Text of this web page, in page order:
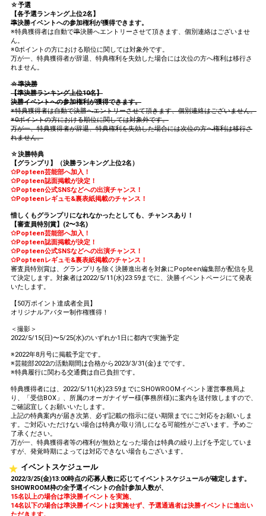
☆予選
【各予選ランキング上位2名】
準決勝イベントへの参加権利が獲得できます。
※特典獲得者は自動で準決勝へエントリーさせて頂きます、個別連絡はございませ
ん。
※0ポイントの方における順位に関しては対象外です。
万が一、特典獲得者が辞退、特典権利を失効した場合には次位の方へ権利は移行さ
れません。
☆準決勝
【準決勝ランキング上位10名】
決勝イベントへの参加権利が獲得できます。
※特典獲得者は自動で決勝へエントリーさせて頂きます、個別連絡はございません。
※0ポイントの方における順位に関しては対象外です。
万が一、特典獲得者が辞退、特典権利を失効した場合には次位の方へ権利は移行さ
れません。
☆決勝特典
【グランプリ】（決勝ランキング上位2名）
✩Popteen芸能部へ加入！
✩Popteen誌面掲載が決定！
✩Popteen公式SNSなどへの出演チャンス！
✩Popteenレギュモ&裏表紙掲載のチャンス！
惜しくもグランプリになれなかったとしても、チャンスあり！
【審査員特別賞】(2〜3名)
✩Popteen芸能部へ加入！
✩Popteen誌面掲載が決定！
✩Popteen公式SNSなどへの出演チャンス！
✩Popteenレギュモ&裏表紙掲載のチャンス！
審査員特別賞は、グランプリを除く決勝進出者を対象にPopteen編集部が配信を見
て決定します。対象者は2022/5/11(水)23:59までに、決勝イベントページにて発表
いたします。
【50万ポイント達成者全員】
オリジナルアバター制作権獲得！
＜撮影＞
2022/5/15(日)〜5/25(水)のいずれか1日に都内で実施予定
※2022年8月号に掲載予定です。
※芸能部2022の活動期間は合格から2023/3/31(金)までです。
※特典履行に関わる交通費は自己負担です。
特典獲得者には、2022/5/11(水)23:59までにSHOWROOMイベント運営事務局よ
り、「受信BOX」、所属のオーガナイザー様(事務所様)に案内を送付致しますので、
ご確認宜しくお願いいたします。
上記の特典案内が届き次第、必ず記載の指示に従い期限までにご対応をお願いしま
す。ご対応いただけない場合は特典が取り消しになる可能性がございます。予めご
了承ください。
万が一、特典獲得者等の権利が無効となった場合は特典の繰り上げを予定していま
すが、発覚時期によっては対応できない場合もございます。
イベントスケジュール
2022/3/25(金)13:00時点の応募人数に応じてイベントスケジュールが確定します。
SHOWROOM枠の全予選イベントの合計参加人数が、
15名以上の場合は準決勝イベントを実施、
14名以下の場合は準決勝イベントは実施せず、予選通過者は決勝イベントに進出い